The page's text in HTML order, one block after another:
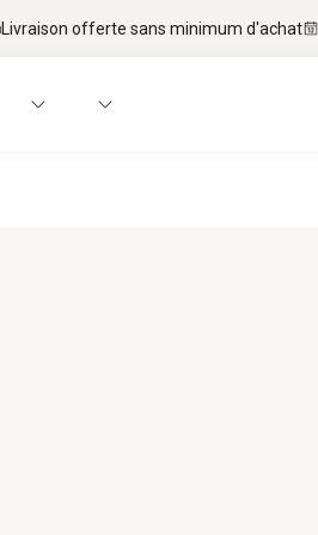
Livraison offerte sans minimum d'achat